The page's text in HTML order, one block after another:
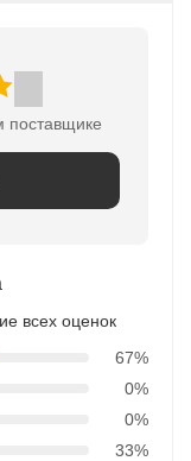
поставщике
всех оценок
67%
0%
0%
33%